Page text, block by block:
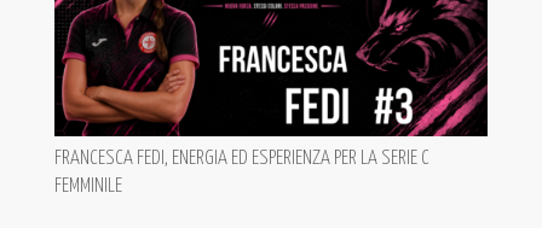
FRANCESCA FEDI, ENERGIA ED ESPERIENZA PER LA SERIE C
FEMMINILE